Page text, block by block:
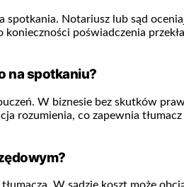
Notariusz lub sąd
poświadczenia
na spotkaniu?
W biznesie bez skutków
rozumienia, co zapewnia